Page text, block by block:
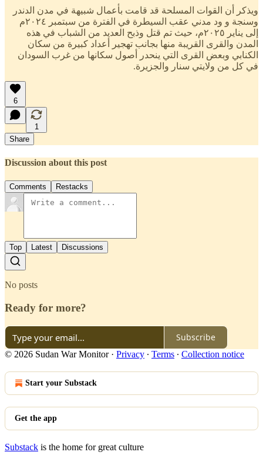
ويذكر أن القوات المسلحة قد قامت بأعمال شبيهة في مدن الدندر
وسنجة و ود مدني عقب السيطرة في الفترة من سبتمبر ٢٠٢٤م
إلى يناير ٢٠٢٥م، حيث تم قتل وذبح العديد من الشباب في هذه
المدن والقرى القريبة منها بجانب تهجير أعداد كبيرة من سكان
الكنابي وبعض القرى التي ينحدر أصول سكانها من غرب السودان
في كل من ولايتي سنار والجزيرة.
6
1
Share
Discussion about this post
Comments Restacks
Top Latest Discussions
No posts
Ready for more?
Subscribe
© 2026 Sudan War Monitor· Privacy ∙ Terms ∙ Collection notice
Start your Substack
Get the app
Substack is the home for great culture